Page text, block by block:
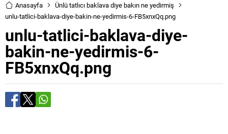
Anasayfa
Ünlü tatlıcı baklava diye bakın ne yedirmiş
unlu-tatlici-baklava-diye-bakin-ne-yedirmis-6-FB5xnxQq.png
unlu-tatlici-baklava-diye-
bakin-ne-yedirmis-6-
FB5xnxQq.png